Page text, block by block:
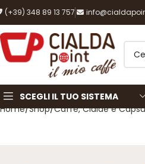
(+39) 348 89 13 757
SCEGLI IL TUO SISTEMA
Home Shop Caffè, Cialde e